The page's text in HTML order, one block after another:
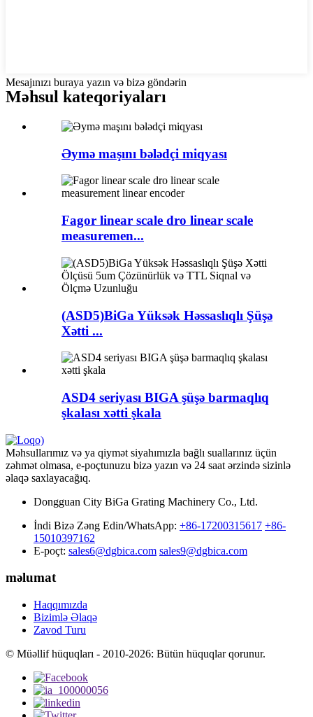
Mesajınızı buraya yazın və bizə göndərin
Məhsul kateqoriyaları
Əymə maşını bələdçi miqyası
Fagor linear scale dro linear scale
measuremen...
(ASD5)BiGa Yüksək Həssaslıqlı Şüşə
Xətti ...
ASD4 seriyası BIGA şüşə barmaqlıq
şkalası xətti şkala
Məhsullarımız və ya qiymət siyahımızla bağlı suallarınız üçün
zəhmət olmasa, e-poçtunuzu bizə yazın və 24 saat ərzində sizinlə
əlaqə saxlayacağıq.
Dongguan City BiGa Grating Machinery Co., Ltd.
İndi Bizə Zəng Edin/WhatsApp: +86-17200315617 +86-
15010397162
E-poçt: sales6@dgbica.com sales9@dgbica.com
məlumat
Haqqımızda
Bizimlə Əlaqə
Zavod Turu
© Müəllif hüquqları - 2010-2026: Bütün hüquqlar qorunur.